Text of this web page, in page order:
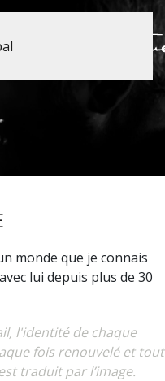
monde que je connais
lui depuis plus de 30
l'identité de chaque
fois renouvelé et tout
traduit par l’image.